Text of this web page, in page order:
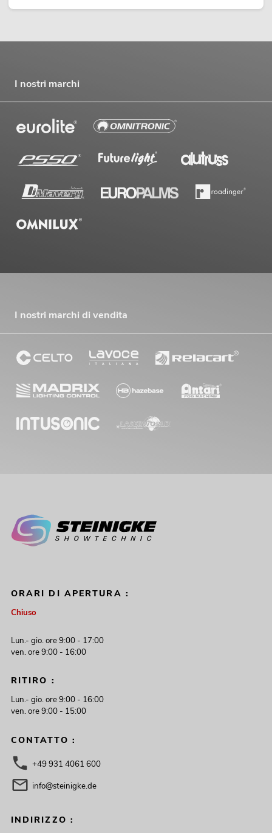
I nostri marchi
I nostri marchi di vendita
ORARI DI APERTURA :
Chiuso
Lun.- gio. ore 9:00 - 17:00
ven. ore 9:00 - 16:00
RITIRO :
Lun.- gio. ore 9:00 - 16:00
ven. ore 9:00 - 15:00
CONTATTO :
+49 931 4061 600
info@steinigke.de
INDIRIZZO :